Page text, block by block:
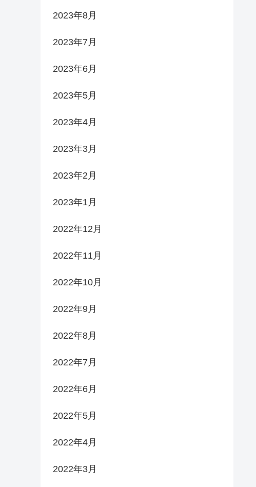
2023年8月
2023年7月
2023年6月
2023年5月
2023年4月
2023年3月
2023年2月
2023年1月
2022年12月
2022年11月
2022年10月
2022年9月
2022年8月
2022年7月
2022年6月
2022年5月
2022年4月
2022年3月